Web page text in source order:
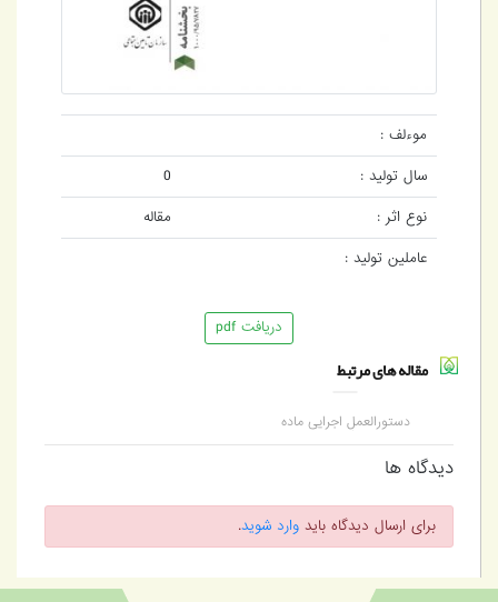
موءلف :
سال تولید :
نوع اثر :
مقاله
عاملین تولید :
دریافت pdf
مقاله های مرتبط
دستورالعمل اجرایی ماده
66 قانون تأمین اجتماعی
دیدگاه ها
برای ارسال دیدگاه بایدوارد شوید.